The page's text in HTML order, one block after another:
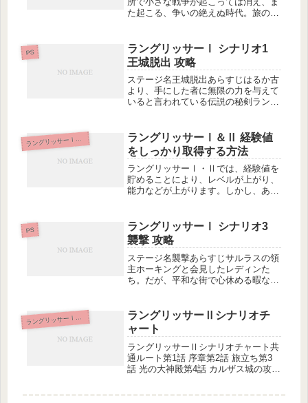
た起こる、争いの絶えぬ時代。旅の若
まな旅を続けていた。やがてサルラス
領へ入り、ある小さな村にさしかかっ
た...
PS
ラングリッサーⅠ シナリオ1
王城脱出 攻略
ステージ名王城脱出あらすじはるか古
より、手にした者に無限の力を与えて
いると言われている伝説の秘剣ラング
帝国皇帝ディゴスが大軍団を従えて、
バルディア城を包囲してきた。ダルシ
ス...
ラ
ングリッサーⅠ＆Ⅱ
ラングリッサーⅠ＆Ⅱ 経験値
をしっかり取得する方法
ラングリッサーⅠ・Ⅱでは、経験値を
貯めることにより、レベルが上がり、
能力などが上がります。しかし、あま
る！なんてことも。バルカス将軍と決
戦のある『第4話 カルザス城の攻
防』...
PS
ラングリッサーⅠ シナリオ3
襲撃 攻略
ステージ名襲撃あらすじサルラスの領
主ホーキングと会見したレディンた
ち。だが、平和な街で心休める暇なく
せるため、彼の元に向かう。(ラング
リッサーⅠ PS版より引用)夜襲を知
っ...
ラ
ングリッサーⅠ＆Ⅱ
ラングリッサーⅡシナリオチ
ャート
ラングリッサーⅡシナリオチャート共
通ルート第1話 序章第2話 旅立ち第3
話 光の大神殿第4話 カルザス城の攻防